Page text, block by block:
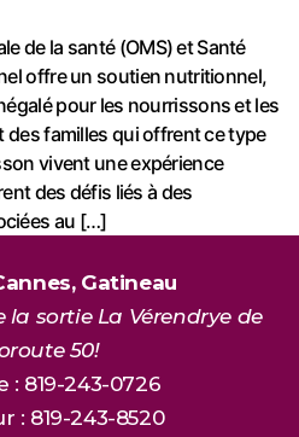
de la santé (OMS) et Santé
offre un soutien nutritionnel,
pour les nourrissons et les
des familles qui offrent ce type
vivent une expérience
des défis liés à des
au […]
Gatineau
sortie La Vérendrye de
50!
: 819-243-0726
: 819-243-8520